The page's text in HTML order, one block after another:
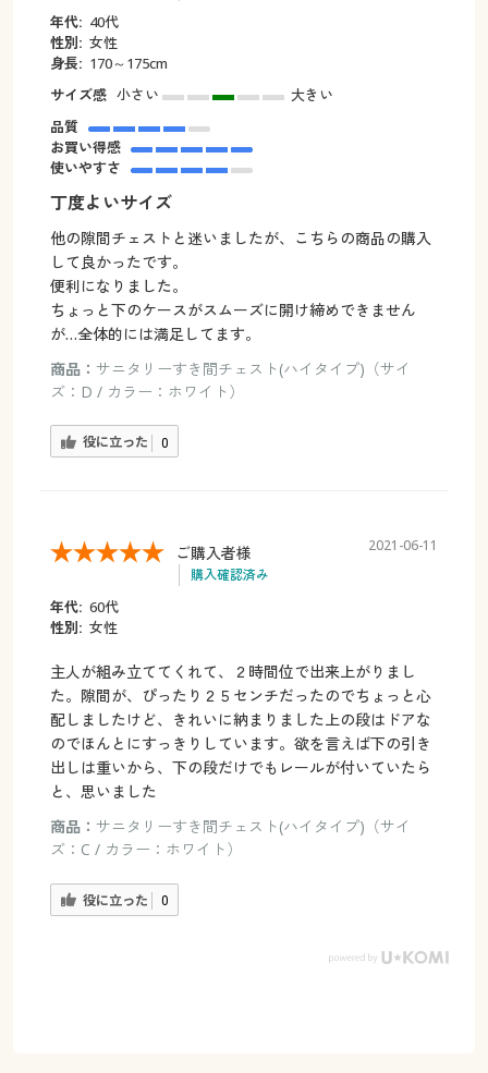
年代: 40代
性別: 女性
身長: 170～175cm
サイズ感 小さい
大きい
品質
お買い得感
使いやすさ
丁度よいサイズ
他の隙間チェストと迷いましたが、こちらの商品の購入
して良かったです。
便利になりました。
ちょっと下のケースがスムーズに開け締めできません
が…全体的には満足してます。
商品： サニタリーすき間チェスト(ハイタイプ)（サイ
ズ：D / カラー：ホワイト）
役に立った 0
ご購入者様
購入確認済み
2021-06-11
年代: 60代
性別: 女性
主人が組み立ててくれて、２時間位で出来上がりまし
た。隙間が、ぴったり２５センチだったのでちょっと心
配しましたけど、きれいに納まりました上の段はドアな
のでほんとにすっきりしています。欲を言えば下の引き
出しは重いから、下の段だけでもレールが付いていたら
と、思いました
商品： サニタリーすき間チェスト(ハイタイプ)（サイ
ズ：C / カラー：ホワイト）
役に立った 0